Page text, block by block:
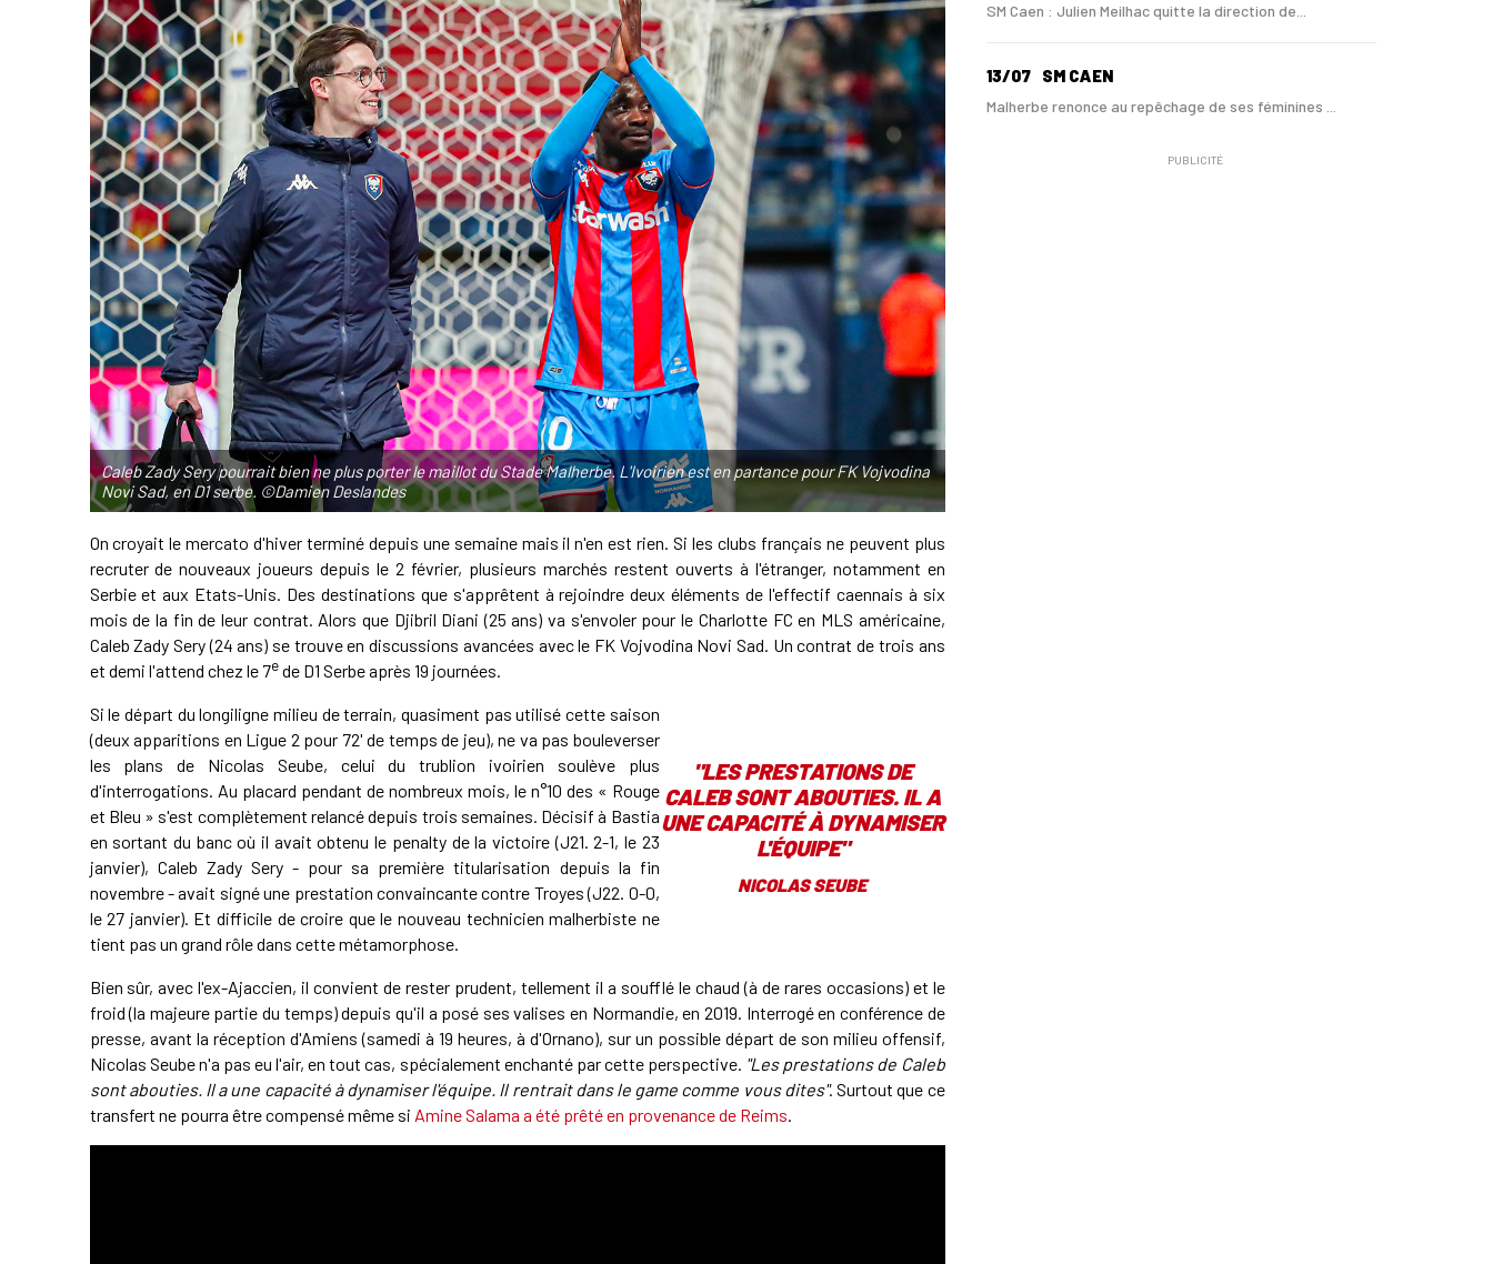
Caleb Zady Sery pourrait bien ne plus porter le maillot du Stade Malherbe. L'Ivoirien est en partance pour FK Vojvodina
Novi Sad, en D1 serbe. ©Damien Deslandes
On croyait le mercato d'hiver terminé depuis une semaine mais il n'en est rien. Si les clubs français ne peuvent plus
recruter de nouveaux joueurs depuis le 2 février, plusieurs marchés restent ouverts à l'étranger, notamment en
Serbie et aux Etats-Unis. Des destinations que s'apprêtent à rejoindre deux éléments de l'effectif caennais à six
mois de la fin de leur contrat. Alors que Djibril Diani (25 ans) va s'envoler pour le Charlotte FC en MLS américaine,
Caleb Zady Sery (24 ans) se trouve en discussions avancées avec le FK Vojvodina Novi Sad. Un contrat de trois ans
et demi l'attend chez le 7ede D1 Serbe après 19 journées.
Si le départ du longiligne milieu de terrain, quasiment pas utilisé cette saison
(deux apparitions en Ligue 2 pour 72' de temps de jeu), ne va pas bouleverser
les plans de Nicolas Seube, celui du trublion ivoirien soulève plus
d'interrogations. Au placard pendant de nombreux mois, le n°10 des « Rouge
et Bleu » s'est complètement relancé depuis trois semaines. Décisif à Bastia
en sortant du banc où il avait obtenu le penalty de la victoire (J21. 2-1, le 23
janvier), Caleb Zady Sery - pour sa première titularisation depuis la fin
novembre - avait signé une prestation convaincante contre Troyes (J22. 0-0,
le 27 janvier). Et difficile de croire que le nouveau technicien malherbiste ne
tient pas un grand rôle dans cette métamorphose.
"LES PRESTATIONS DE
CALEB SONT ABOUTIES. IL A
UNE CAPACITÉ À DYNAMISER
L'ÉQUIPE"
NICOLAS SEUBE
Bien sûr, avec l'ex-Ajaccien, il convient de rester prudent, tellement il a soufflé le chaud (à de rares occasions) et le
froid (la majeure partie du temps) depuis qu'il a posé ses valises en Normandie, en 2019. Interrogé en conférence de
presse, avant la réception d'Amiens (samedi à 19 heures, à d'Ornano), sur un possible départ de son milieu offensif,
Nicolas Seube n'a pas eu l'air, en tout cas, spécialement enchanté par cette perspective. "Les prestations de Caleb
sont abouties. Il a une capacité à dynamiser l'équipe. Il rentrait dans le game comme vous dites". Surtout que ce
transfert ne pourra être compensé même si Amine Salama a été prêté en provenance de Reims.
SM Caen : Julien Meilhac quitte la direction de...
13/07 SM CAEN
Malherbe renonce au repêchage de ses féminines ...
PUBLICITÉ